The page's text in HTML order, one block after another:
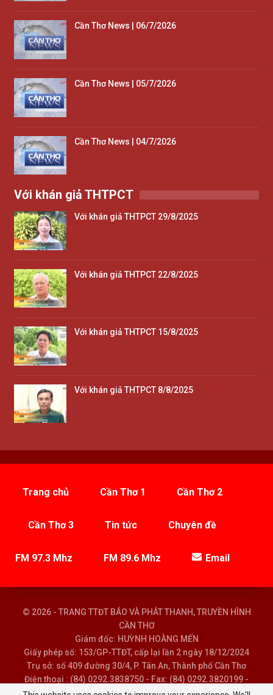
Cần Thơ News | 06/7/2026
Cần Thơ News | 05/7/2026
Cần Thơ News | 04/7/2026
Với khán giả THTPCT
Với khán giả THTPCT 29/8/2025
Với khán giả THTPCT 22/8/2025
Với khán giả THTPCT 15/8/2025
Với khán giả THTPCT 8/8/2025
Trang chủ Cần Thơ 1 Cần Thơ 2
Cần Thơ 3 Tin tức Chuyên đề
FM 97.3 Mhz FM 89.6 Mhz Email
© 2026 - TRANG TTĐT BÁO VÀ PHÁT THANH, TRUYỀN HÌNH
CẦN THƠ
Giám đốc: HUỲNH HOÀNG MẾN
Giấy phép số: 153/GP-TTĐT, cấp lại lần 2 ngày 18/12/2024
Trụ sở: số 409 đường 30/4, P. Tân An, Thành phố Cần Thơ
Điện thoại : (84) 0292.3838750 - Fax: (84) 0292.3820199 -
Email : baoptth@cantho.gov.vn